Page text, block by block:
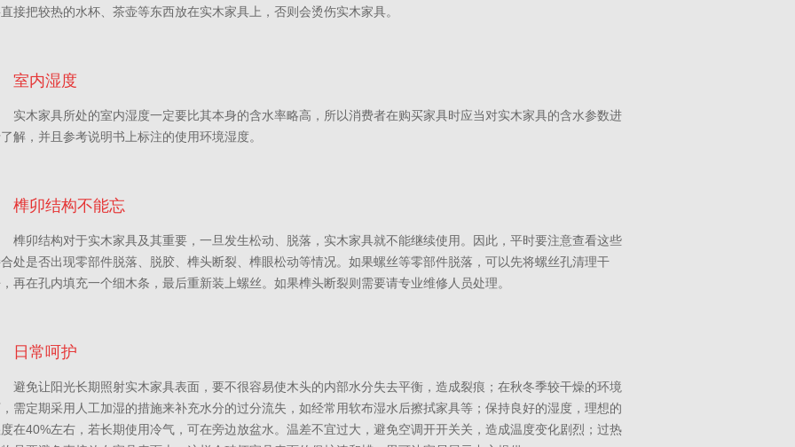
接把较热的水杯、茶壶等东西放在实木家具上，否则会烫伤实木家具。
室内湿度
实木家具所处的室内湿度一定要比其本身的含水率略高，所以消费者在购买家具时应当对实木家具的含水参数进
解，并且参考说明书上标注的使用环境湿度。
榫卯结构不能忘
榫卯结构对于实木家具及其重要，一旦发生松动、脱落，实木家具就不能继续使用。因此，平时要注意查看这些
处是否出现零部件脱落、脱胶、榫头断裂、榫眼松动等情况。如果螺丝等零部件脱落，可以先将螺丝孔清理干
再在孔内填充一个细木条，最后重新装上螺丝。如果榫头断裂则需要请专业维修人员处理。
日常呵护
避免让阳光长期照射实木家具表面，要不很容易使木头的内部水分失去平衡，造成裂痕；在秋冬季较干燥的环境
需定期采用人工加湿的措施来补充水分的过分流失，如经常用软布湿水后擦拭家具等；保持良好的湿度，理想的
在40%左右，若长期使用冷气，可在旁边放盆水。温差不宜过大，避免空调开开关关，造成温度变化剧烈；过热